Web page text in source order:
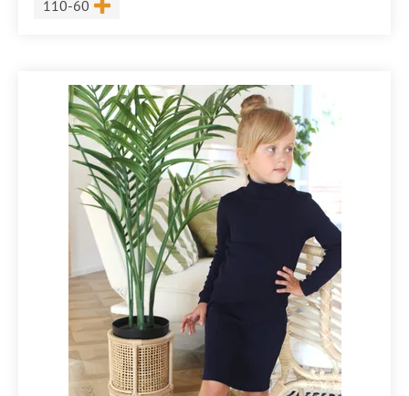
Размер
110-60